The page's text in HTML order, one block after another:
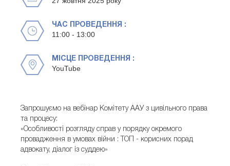
ЧАС ПРОВЕДЕННЯ :
11:00 - 13:00
МІСЦЕ ПРОВЕДЕННЯ :
YouTube
Запрошуємо на вебінар Комітету ААУ з цивільного права
та процесу:
«Особливості розгляду справ у порядку окремого
провадження в умовах війни : ТОП - корисних порад
адвокату, діалог із суддею»